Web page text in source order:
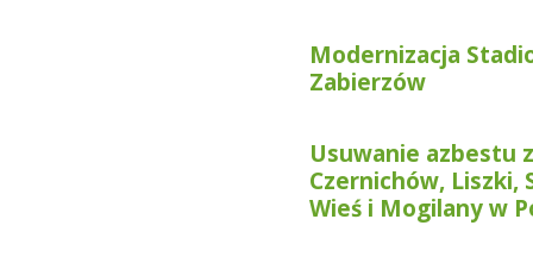
Modernizacja
Zabierzów
Usuwanie azbestu
Czernichów, Liszki,
Wieś i Mogilany w